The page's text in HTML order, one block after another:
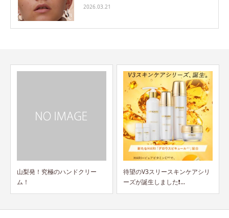
2026.03.21
待望のV3スリースキンケアシリ
ーズが誕生しました❗...
アルプス通り店がリニューアル
オープンしました！